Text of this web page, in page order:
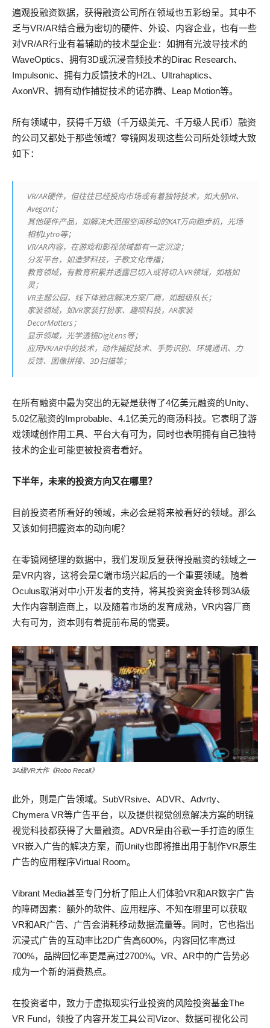
遍观投融资数据，获得融资公司所在领域也五彩纷呈。其中不
乏与VR/AR结合最为密切的硬件、外设、内容企业，也有一些
对VR/AR行业有着辅助的技术型企业：如拥有光波导技术的
WaveOptics、拥有3D或沉浸音频技术的Dirac Research、
Impulsonic、拥有力反馈技术的H2L、Ultrahaptics、
AxonVR、拥有动作捕捉技术的诺亦腾、Leap Motion等。
所有领域中，获得千万级（千万级美元、千万级人民币）融资
的公司又都处于那些领域？零镜网发现这些公司所处领域大致
如下：
VR/AR硬件，但往往已经投向市场或有着独特技术，如大朋VR、
Avegant；
其他硬件产品，如解决大范围空间移动的KAT万向跑步机，光场
相机Lytro等；
VR/AR内容，在游戏和影视领域都有一定沉淀；
分发平台，如造梦科技，子歌文化传播；
教育领域，有教育积累并透露已切入或将切入VR领域，如格如
灵；
VR主题公园，线下体验店解决方案厂商，如超级队长；
家装领域，如VR家装打扮家、趣呗科技，AR家装
DecorMatters；
显示领域，光学透镜DigiLens等；
应用VR/AR中的技术，动作捕捉技术、手势识别、环境通讯、力
反馈、图像拼接、3D扫描等；
在所有融资中最为突出的无疑是获得了4亿美元融资的Unity、
5.02亿融资的Improbable、4.1亿美元的商汤科技。它表明了游
戏领域创作用工具、平台大有可为，同时也表明拥有自己独特
技术的企业可能更被投资者看好。
下半年，未来的投资方向又在哪里？
目前投资者所看好的领域，未必会是将来被看好的领域。那么
又该如何把握资本的动向呢？
在零镜网整理的数据中，我们发现反复获得投融资的领域之一
是VR内容，这将会是C端市场兴起后的一个重要领域。随着
Oculus取消对中小开发者的支持，将其投资资金转移到3A级
大作内容制造商上，以及随着市场的发育成熟，VR内容厂商
大有可为，资本则有着提前布局的需要。
3A级VR大作《Robo Recall》
此外，则是广告领域。SubVRsive、ADVR、Advrty、
Chymera VR等广告平台，以及提供视觉创意解决方案的明镜
视觉科技都获得了大量融资。ADVR是由谷歌一手打造的原生
VR嵌入广告的解决方案，而Unity也即将推出用于制作VR原生
广告的应用程序Virtual Room。
Vibrant Media甚至专门分析了阻止人们体验VR和AR数字广告
的障碍因素：额外的软件、应用程序、不知在哪里可以获取
VR和AR广告、广告会消耗移动数据流量等。同时，它也指出
沉浸式广告的互动率比2D广告高600%，内容回忆率高过
700%，品牌回忆率更是高过2700%。VR、AR中的广告势必
成为一个新的消费热点。
在投资者中，致力于虚拟现实行业投资的风险投资基金The
VR Fund，领投了内容开发工具公司Vizor、数据可视化公司